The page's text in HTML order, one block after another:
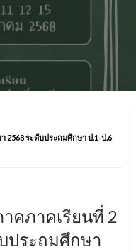
2568 ระดับประถมศึกษา ป.1-ป.6
คภาคเรียนที่ 2
ประถมศึกษา